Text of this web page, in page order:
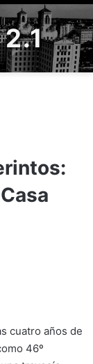
cuatro años de
46º